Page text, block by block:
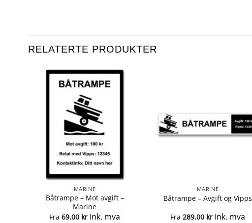
RELATERTE PRODUKTER
MARINE
Båtrampe – Mot avgift –
Marine
Fra 69.00 kr Ink. mva
MARINE
Båtrampe – Avgift og Vipps
Fra 289.00 kr Ink. mva